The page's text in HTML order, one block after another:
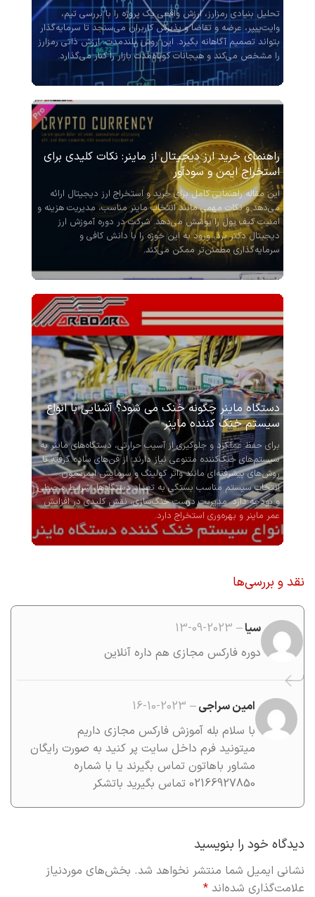
تحلیل بنیادی رمزارز، ارزش واقعی یک پروژه را با بررسی تیم،
وایت‌پیپر، عرضه و تقاضا و پذیرش کاربران می‌سنجد تا سرمایه‌گذار
بتواند تصمیم آگاهانه بگیرد. این روش بلندمدت، ارزش ذاتی رمزارز
را مشخص می‌کند و هیجانات کوتاه‌مدت بازار را کنار می‌گذارد.
راهنمای خرید ارز دیجیتال از ماینر: نکات کلیدی برای
استخراج ایمن و سودآور
این مقاله راهنمایی کامل برای خرید و استخراج ارز دیجیتال ارائه
می‌دهد و نکات مهمی مانند انتخاب ماینر مناسب، مدیریت هزینه و
امنیت کیف پول را پوشش می‌دهد. شرکت در دوره آموزش ارز
دیجیتال دکتر برد، ورود به این حوزه را با دانش کافی و
سرمایه‌گذاری مطمئن‌تر ممکن می‌کند.
دستگاه ماینر چگونه خنک می ‌شود؟ آشنایی با انواع
سیستم خنک کننده ماینر
برای حفظ عملکرد و جلوگیری از آسیب حرارتی، دستگاه‌های ماینر به
سیستم‌های خنک‌کننده متنوعی نیاز دارند؛ از فن‌های ساده گرفته تا
روش‌های پیشرفته‌ای مانند واتر کولینگ و سرمایش ایمرسیون.
انتخاب سیستم مناسب بستگی به تعداد دستگاه‌ها، شرایط محیطی
و بودجه دارد. مدیریت درست خنک‌سازی، نقش کلیدی در افزایش
عمر ماینر و بهره‌وری استخراج دارد.
نقد و بررسی‌ها
سیا–
2023-09-13
دوره فارکس مجازی هم داره آنلاین
امین سراجی–
2023-10-16
با سلام بله آموزش فارکس مجازی داریم
میتونید فرم داخل سایت پر کنید به صورت رایگان
مشاور باهاتون تماس بگیرند یا با شماره
02166927850 تماس بگیرید باتشکر
دیدگاه خود را بنویسید
نشانی ایمیل شما منتشر نخواهد شد. بخش‌های موردنیاز
علامت‌گذاری شده‌اند *